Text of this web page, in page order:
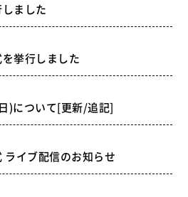
ました
挙行しました
)について[更新/追記]
イブ配信のお知らせ